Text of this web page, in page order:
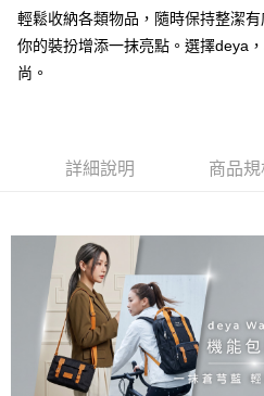
１．透過由恩沛科技股份有限公司提供
權轉讓予恩沛科技股份有限公司。
２．關於個人資料處理事宜，請瀏覽以下
４．使用「AFTEE先享後付」時，將依
恩沛科技股份有限公司將有權停止該用
輕鬆收納各類物品，隨時保持整潔
你的裝扮增添一抹亮點。選擇deya
尚。
詳細說明 商品